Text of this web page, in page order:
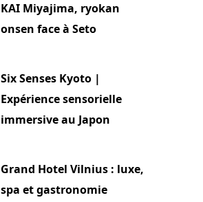
KAI Miyajima, ryokan
onsen face à Seto
Six Senses Kyoto |
Expérience sensorielle
immersive au Japon
Grand Hotel Vilnius : luxe,
spa et gastronomie